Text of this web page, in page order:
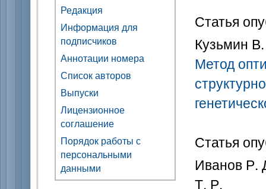
Редакция
Информация для
подписчиков
Аннотации номера
Список авторов
Выпуски
Лицензионное
соглашение
Порядок работы с
персональными
данными
Статья
Кузьмин
Метод
Статья
Иванов Р.
Т. Р.